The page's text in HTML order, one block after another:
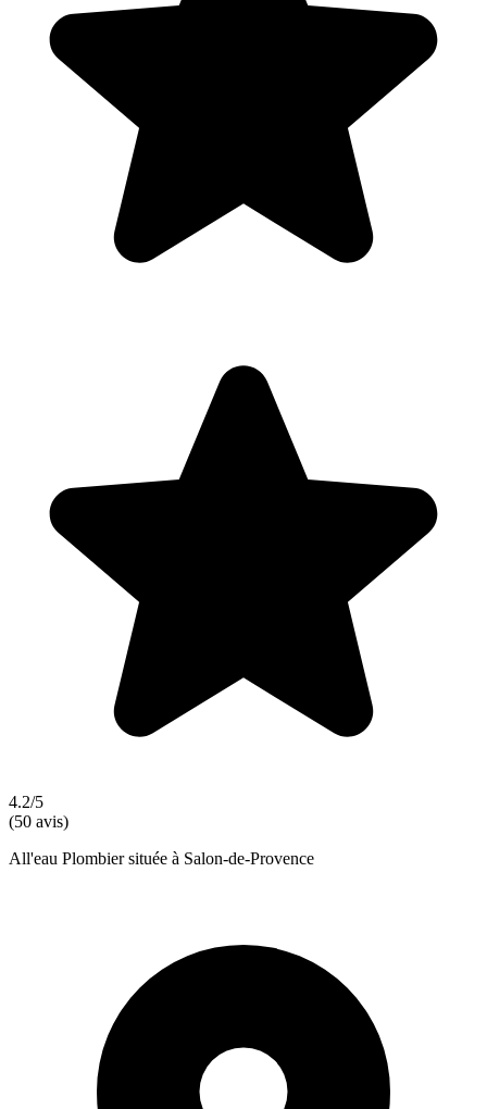
4.2/5
(50 avis)
All'eau Plombier située à Salon-de-Provence